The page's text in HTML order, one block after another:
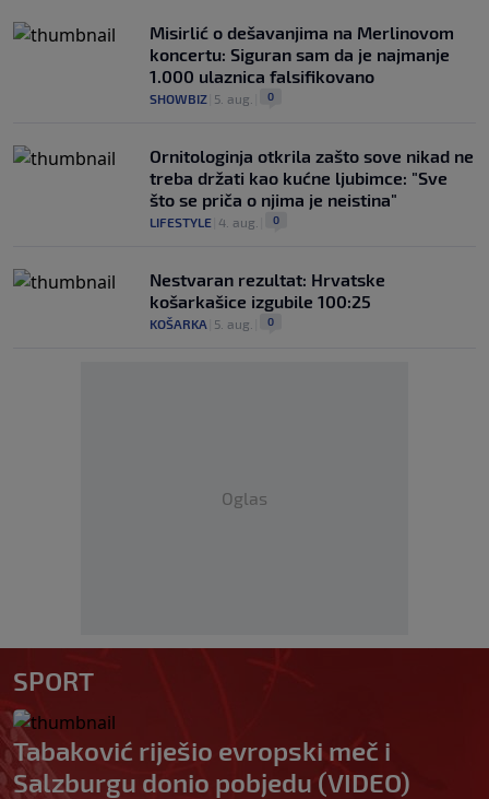
Misirlić o dešavanjima na Merlinovom
koncertu: Siguran sam da je najmanje
1.000 ulaznica falsifikovano
SHOWBIZ 5. aug. 0
Ornitologinja otkrila zašto sove nikad ne
treba držati kao kućne ljubimce: "Sve
što se priča o njima je neistina"
LIFESTYLE 4. aug. 0
Nestvaran rezultat: Hrvatske
košarkašice izgubile 100:25
KOŠARKA 5. aug. 0
Oglas
SPORT
Tabaković riješio evropski meč i
Salzburgu donio pobjedu (VIDEO)